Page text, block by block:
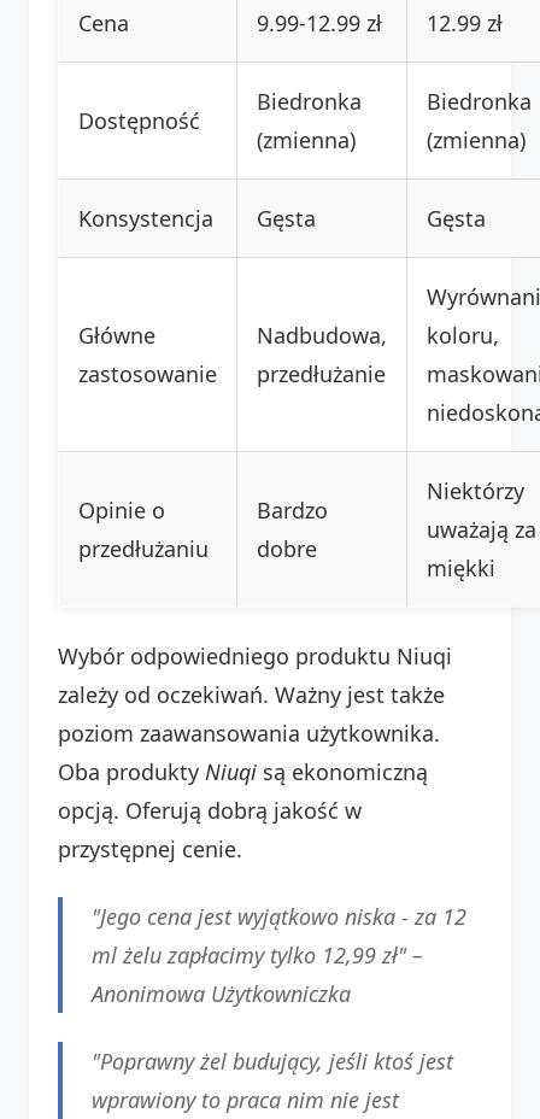
Cena 9.99-12.99 zł 12.99 zł
Dostępność
Biedronka
(zmienna)
Biedronka
(zmienna)
Konsystencja Gęsta Gęsta
Główne
zastosowanie
Nadbudowa,
przedłużanie
koloru,
Opinie o
przedłużaniu
Bardzo
dobre
Niektórzy
uważają
miękki
Wybór odpowiedniego produktu Niuqi
zależy od oczekiwań. Ważny jest także
poziom zaawansowania użytkownika.
Oba produkty Niuqi są ekonomiczną
opcją. Oferują dobrą jakość w
przystępnej cenie.
"Jego cena jest wyjątkowo niska - za 12
ml żelu zapłacimy tylko 12,99 zł" –
Anonimowa Użytkowniczka
"Poprawny żel budujący, jeśli ktoś jest
wprawiony to praca nim nie jest